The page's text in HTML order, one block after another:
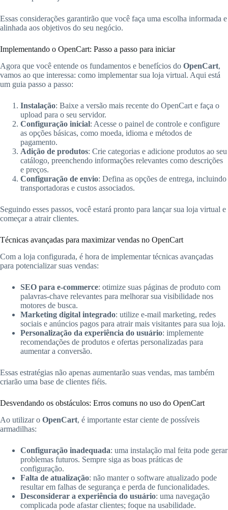
Essas considerações garantirão que você faça uma escolha informada e
alinhada aos objetivos do seu negócio.
Implementando o OpenCart: Passo a passo para iniciar
Agora que você entende os fundamentos e benefícios do OpenCart,
vamos ao que interessa: como implementar sua loja virtual. Aqui está
um guia passo a passo:
Instalação: Baixe a versão mais recente do OpenCart e faça o
upload para o seu servidor.
Configuração inicial: Acesse o painel de controle e configure
as opções básicas, como moeda, idioma e métodos de
pagamento.
Adição de produtos: Crie categorias e adicione produtos ao seu
catálogo, preenchendo informações relevantes como descrições
e preços.
Configuração de envio: Defina as opções de entrega, incluindo
transportadoras e custos associados.
Seguindo esses passos, você estará pronto para lançar sua loja virtual e
começar a atrair clientes.
Técnicas avançadas para maximizar vendas no OpenCart
Com a loja configurada, é hora de implementar técnicas avançadas
para potencializar suas vendas:
SEO para e-commerce: otimize suas páginas de produto com
palavras-chave relevantes para melhorar sua visibilidade nos
motores de busca.
Marketing digital integrado: utilize e-mail marketing, redes
sociais e anúncios pagos para atrair mais visitantes para sua loja.
Personalização da experiência do usuário: implemente
recomendações de produtos e ofertas personalizadas para
aumentar a conversão.
Essas estratégias não apenas aumentarão suas vendas, mas também
criarão uma base de clientes fiéis.
Desvendando os obstáculos: Erros comuns no uso do OpenCart
Ao utilizar o OpenCart, é importante estar ciente de possíveis
armadilhas:
Configuração inadequada: uma instalação mal feita pode gerar
problemas futuros. Sempre siga as boas práticas de
configuração.
Falta de atualização: não manter o software atualizado pode
resultar em falhas de segurança e perda de funcionalidades.
Desconsiderar a experiência do usuário: uma navegação
complicada pode afastar clientes; foque na usabilidade.